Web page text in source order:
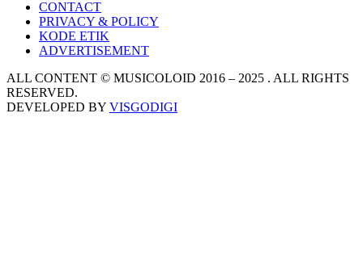
CONTACT
PRIVACY & POLICY
KODE ETIK
ADVERTISEMENT
ALL CONTENT © MUSICOLOID 2016 – 2025 . ALL RIGHTS
RESERVED.
DEVELOPED BY VISGODIGI